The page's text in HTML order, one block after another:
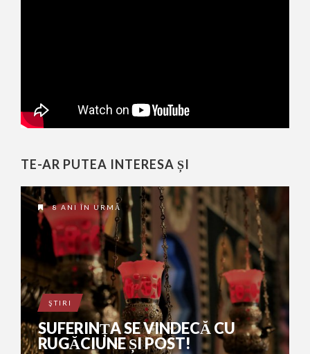
TE-AR PUTEA INTERESA ȘI
8 ANI ÎN URMĂ
ŞTIRI
SUFERINȚA SE VINDECĂ CU
RUGĂCIUNE ȘI POST!